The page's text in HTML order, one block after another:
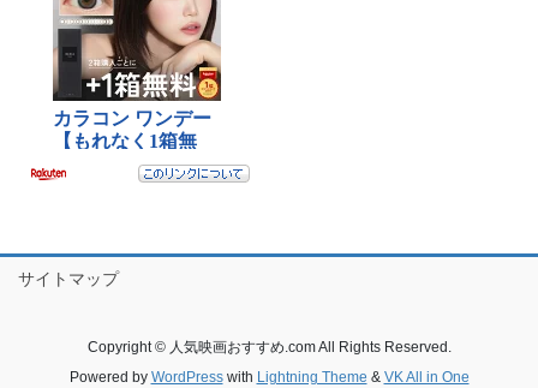
サイトマップ
Copyright © 人気映画おすすめ.com All Rights Reserved.
Powered by WordPresswith Lightning Theme & VK All in One